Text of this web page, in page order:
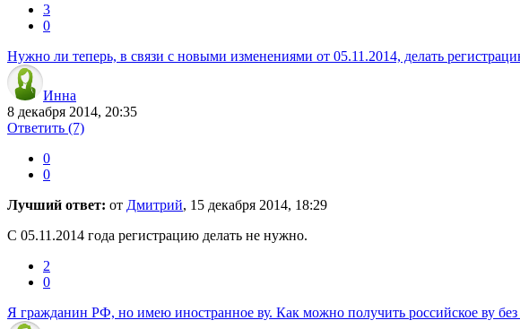
3
0
Нужно ли теперь, в связи с новыми изменениями от 05.11.2014, делать
Инна
8 декабря 2014, 20:35
Ответить (7)
0
0
Лучший ответ: от Дмитрий, 15 декабря 2014, 18:29
С 05.11.2014 года регистрацию делать не нужно.
2
0
Я гражданин РФ, но имею иностранное ву. Как можно получить российское ву